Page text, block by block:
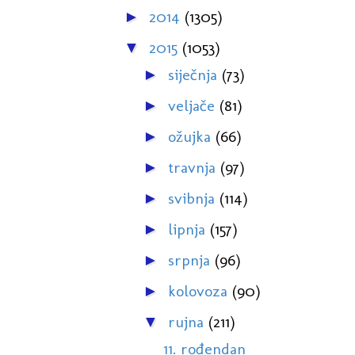
► 2014 (1305)
▼ 2015 (1053)
► siječnja (73)
► veljače (81)
► ožujka (66)
► travnja (97)
► svibnja (114)
► lipnja (157)
► srpnja (96)
► kolovoza (90)
▼ rujna (211)
11. rođendan